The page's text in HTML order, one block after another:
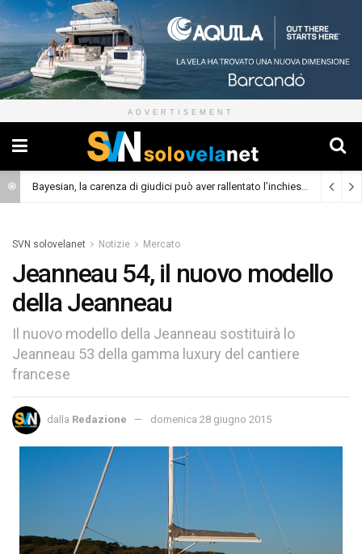
ADVERTISEMENT
Bayesian, la carenza di giudici può aver rallentato l’inchiesta (Cronaca)
SVN solovelanet Notizie Mercato
Jeanneau 54, il nuovo modello
della Jeanneau
Il nuovo modello della Jeanneau sostituirà lo
Jeanneau 53 della gamma luxury del cantiere
francese
dalla Redazione domenica 28 giugno 2015